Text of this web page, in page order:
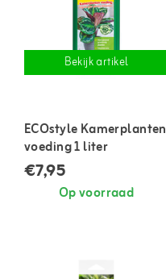
Bekijk artikel
ECOstyle Kamerplanten
voeding 1 liter
€7,95
Op voorraad